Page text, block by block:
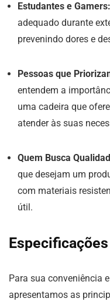
Estudantes e Gamers:
adequado durante
prevenindo dores e
Pessoas que
entendem a
uma cadeira que
atender às suas
Quem Busca
que desejam um
com materiais
útil.
Para sua conveniência
apresentamos as